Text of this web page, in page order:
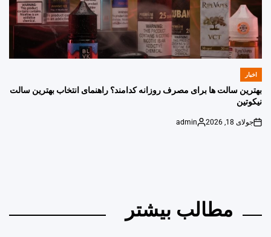
POSTED
اخبار
بهترین سالت ها برای مصرف روزانه کدامند؟ راهنمای انتخاب بهترین سالت
نیکوتین
on
جولای 18, 2026
Posted
admin
مطالب بیشتر